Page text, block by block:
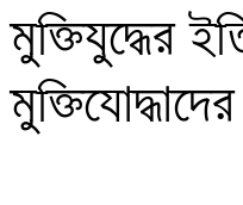
মুক্তিযুদ্ধের